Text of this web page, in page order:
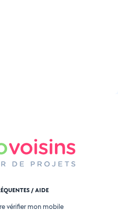
/ AIDE
vérifier mon mobile